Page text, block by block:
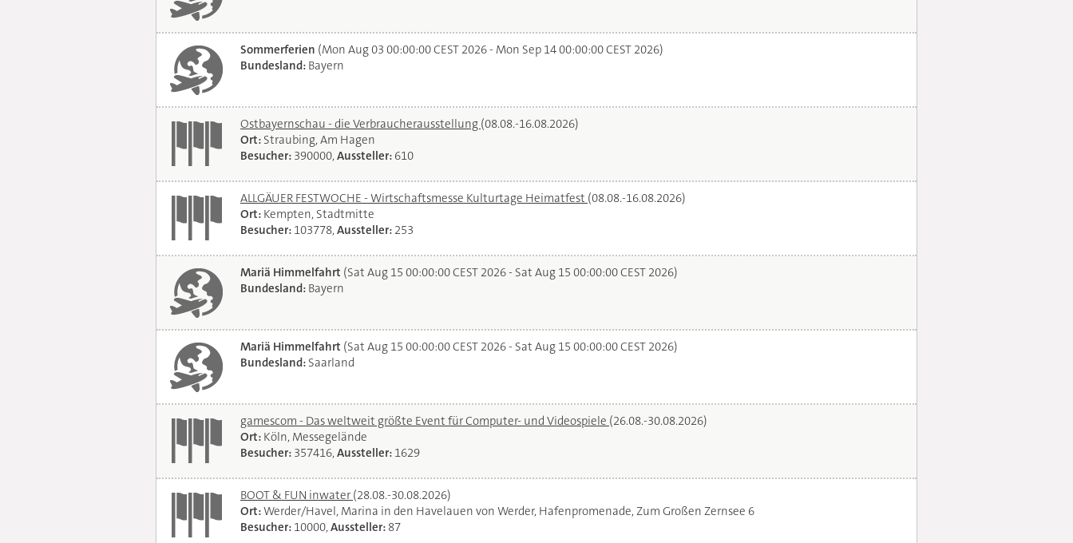
Sommerferien (Mon Aug 03 00:00:00 CEST 2026 - Mon Sep 14 00:00:00 CEST 2026)
Bundesland: Bayern
Ostbayernschau - die Verbraucherausstellung (08.08.-16.08.2026)
Ort: Straubing, Am Hagen
Besucher: 390000,Aussteller: 610
ALLGÄUER FESTWOCHE - Wirtschaftsmesse Kulturtage Heimatfest (08.08.-16.08.2026)
Ort: Kempten, Stadtmitte
Besucher: 103778,Aussteller: 253
Mariä Himmelfahrt (Sat Aug 15 00:00:00 CEST 2026 - Sat Aug 15 00:00:00 CEST 2026)
Bundesland: Bayern
Mariä Himmelfahrt (Sat Aug 15 00:00:00 CEST 2026 - Sat Aug 15 00:00:00 CEST 2026)
Bundesland: Saarland
gamescom - Das weltweit größte Event für Computer- und Videospiele (26.08.-30.08.2026)
Ort: Köln, Messegelände
Besucher: 357416,Aussteller: 1629
BOOT & FUN inwater (28.08.-30.08.2026)
Ort:Werder/Havel, Marina in den Havelauen von Werder, Hafenpromenade, Zum Großen Zernsee 6
Besucher: 10000,Aussteller: 87